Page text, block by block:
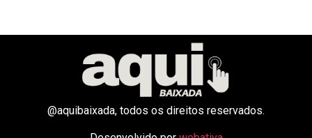
@aquibaixada, todos os direitos reservados.